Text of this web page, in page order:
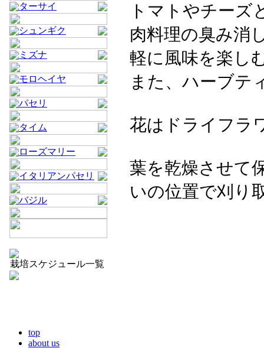
ターサイ
シュンギク
ミズナ
モロヘイヤ
パセリ
タイム
ローズマリー
イタリアンパセリ
バジル
栽培スケジュール一覧
トマトやチーズ
肉料理の臭み消
軽に風味を楽し
また、ハーブテ
花はドライフラ
葉を乾燥させて
いの位置で刈り
top
about us